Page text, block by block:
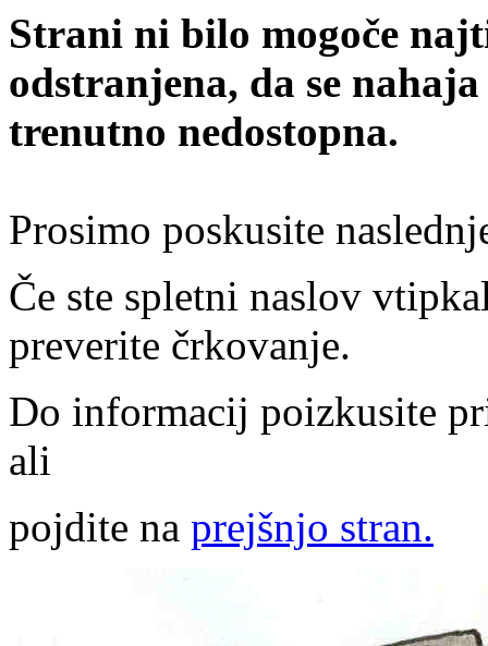
Strani ni bilo mogoče
odstranjena, da se
trenutno nedostopna.
Prosimo poskusite
Če ste spletni naslov
preverite črkovanje.
Do informacij poizkusite
ali
pojdite na prejšnjo stran.